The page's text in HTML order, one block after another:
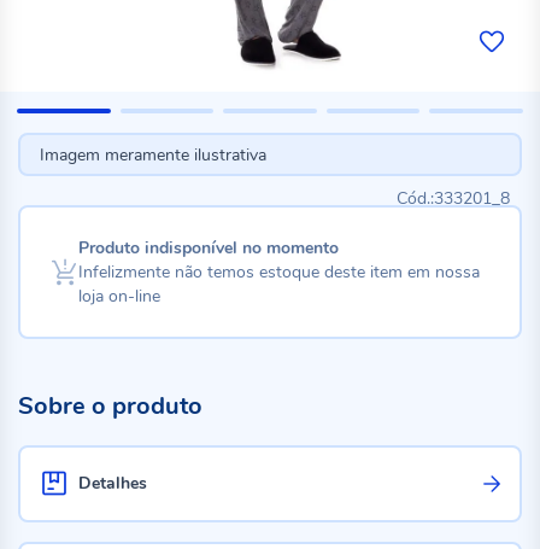
Imagem meramente ilustrativa
333201_8
Produto indisponível no momento
Infelizmente não temos estoque deste item em nossa
loja on-line
Sobre o produto
Detalhes